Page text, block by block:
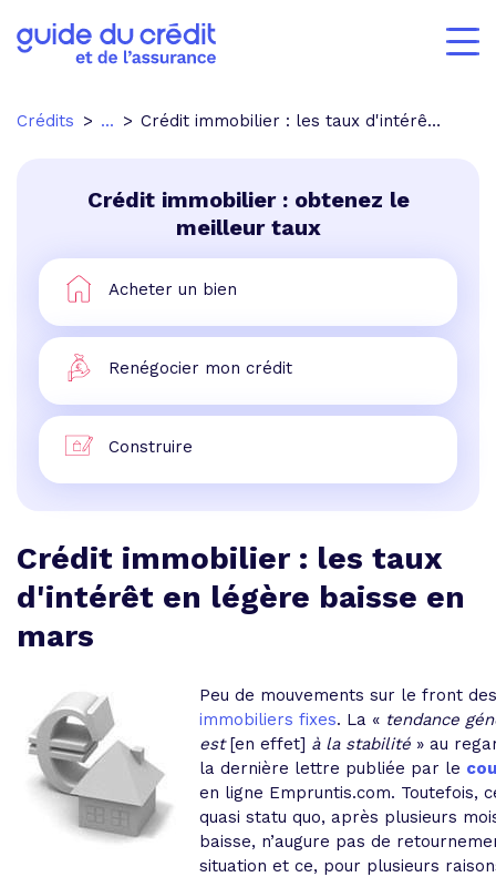
Crédits ... Crédit immobilier : les taux d'intérêt en légère baisse en mars
Crédit immobilier : obtenez le
meilleur taux
Acheter un bien
Renégocier mon crédit
Construire
Crédit immobilier : les taux
d'intérêt en légère baisse en
mars
Peu de mouvements sur le front
immobiliers fixes. La « tendance
est[en effet] à la stabilité » au
la dernière lettre publiée par le
en ligne Empruntis.com. Toutefois,
quasi statu quo, après plusieurs
baisse, n’augure pas de
situation et ce, pour plusieurs